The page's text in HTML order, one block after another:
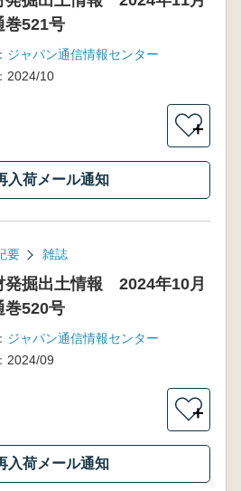
521号
ジャパン通信情報センター
2024/10
＋
入荷メール通知
要 雑誌
発掘出土情報 2024年10月
520号
ジャパン通信情報センター
2024/09
＋
入荷メール通知